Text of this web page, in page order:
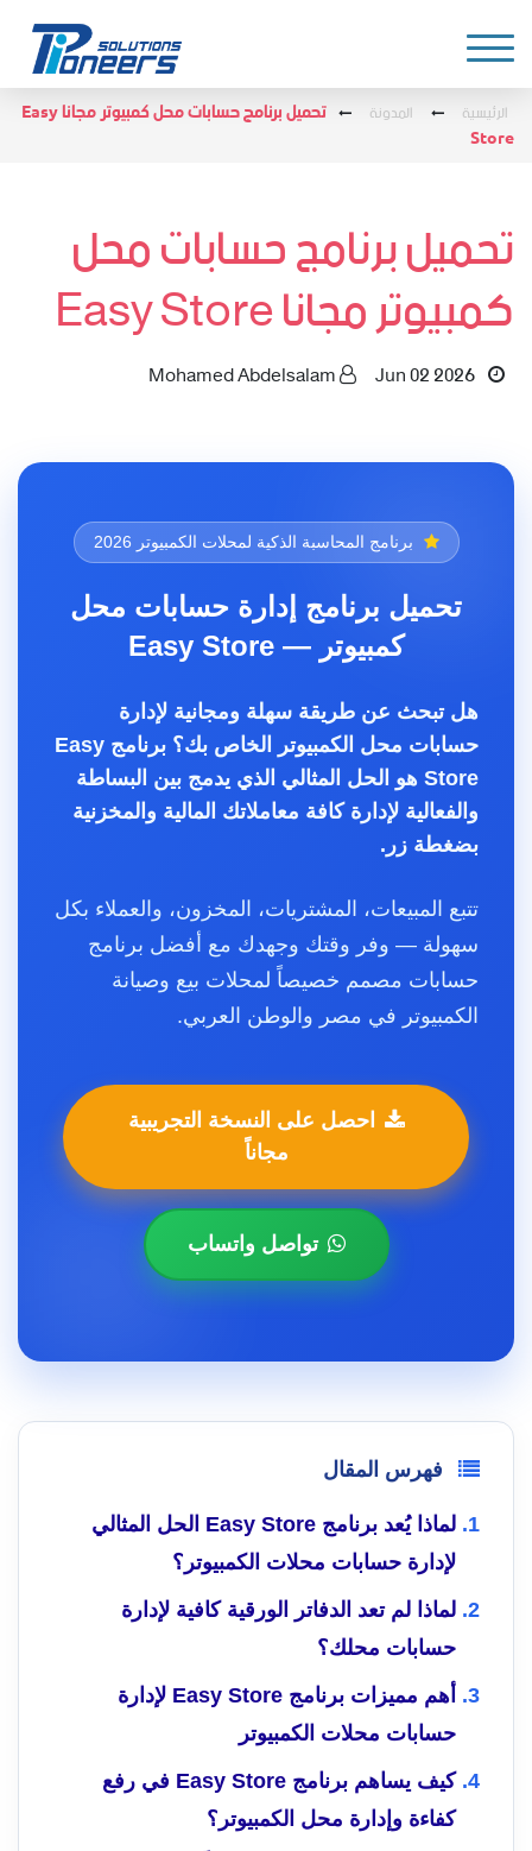
الرئيسية المدونة
تحميل برنامج حسابات محل كمبيوتر مجانا Easy
Store
تحميل برنامج حسابات محل
كمبيوتر مجانا Easy Store
Jun 02 2026
Mohamed Abdelsalam
برنامج المحاسبة الذكية لمحلات الكمبيوتر 2026
تحميل برنامج إدارة حسابات محل
كمبيوتر — Easy Store
هل تبحث عن طريقة سهلة ومجانية لإدارة
حسابات محل الكمبيوتر الخاص بك؟ برنامج Easy
Store هو الحل المثالي الذي يدمج بين البساطة
والفعالية لإدارة كافة معاملاتك المالية والمخزنية
بضغطة زر.
تتبع المبيعات، المشتريات، المخزون، والعملاء بكل
سهولة — وفر وقتك وجهدك مع أفضل برنامج
حسابات مصمم خصيصاً لمحلات بيع وصيانة
الكمبيوتر في مصر والوطن العربي.
احصل على النسخة التجريبية
مجاناً
تواصل واتساب
فهرس المقال
لماذا يُعد برنامج Easy Store الحل المثالي
لإدارة حسابات محلات الكمبيوتر؟
لماذا لم تعد الدفاتر الورقية كافية لإدارة
حسابات محلك؟
أهم مميزات برنامج Easy Store لإدارة
حسابات محلات الكمبيوتر
كيف يساهم برنامج Easy Store في رفع
كفاءة وإدارة محل الكمبيوتر؟